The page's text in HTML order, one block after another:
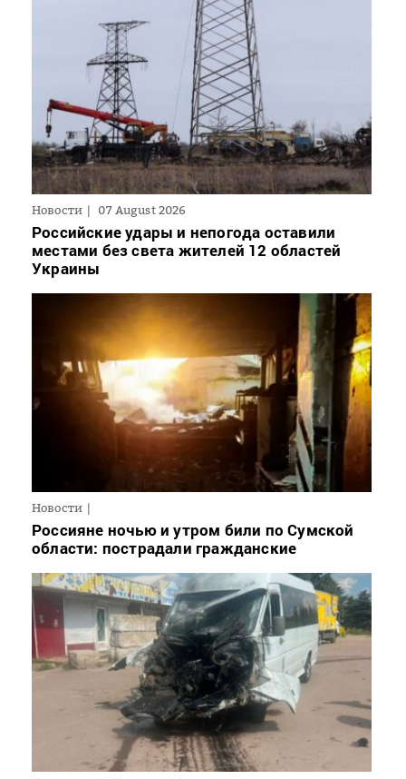
Новости 07 August 2026
Российские удары и непогода оставили
местами без света жителей 12 областей
Украины
Новости
Россияне ночью и утром били по Сумской
области: пострадали гражданские